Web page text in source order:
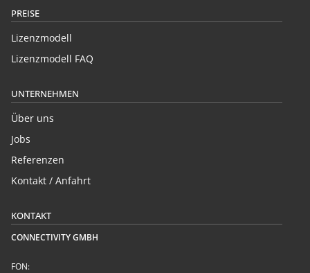
PREISE
Lizenzmodell
Lizenzmodell FAQ
UNTERNEHMEN
Über uns
Jobs
Referenzen
Kontakt / Anfahrt
KONTAKT
CONNECTIVITY GMBH
FON: